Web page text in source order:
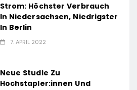
Strom: Höchster Verbrauch
In Niedersachsen, Niedrigster
In Berlin
7. APRIL 2022
Neue Studie Zu
Hochstapler:innen Und